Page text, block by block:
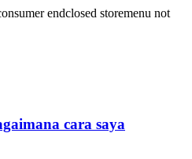
endclosed storemenu not
cara saya